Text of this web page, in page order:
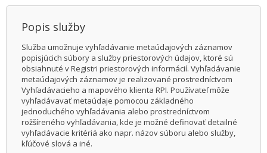
Popis služby
Služba umožnuje vyhľadávanie metaúdajových záznamov
popisjúcich súbory a služby priestorových údajov, ktoré sú
obsiahnuté v Registri priestorových informácií. Vyhľadávanie
metaúdajových záznamov je realizované prostredníctvom
Vyhľadávacieho a mapového klienta RPI. Používateľ môže
vyhľadávavať metaúdaje pomocou základného
jednoduchého vyhľadávania alebo prostredníctvom
rožšíreného vyhľadávania, kde je možné definovať detailné
vyhľadávacie kritériá ako napr. názov súboru alebo služby,
kľúčové slová a iné.